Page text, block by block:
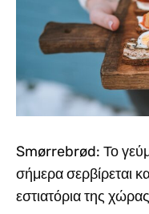
Smørrebrød: Το
σήμερα σερβίρεται
εστιατόρια της χώρας